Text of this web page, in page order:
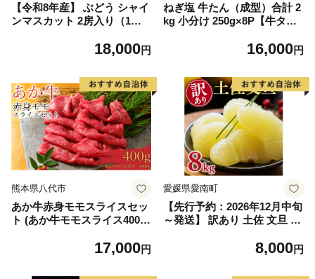
【令和8年産】 ぶどう シャイ
ンマスカット 2房入り（1房6
産【山形eLab】 ka074-023-r
18,000円
ねぎ塩 牛たん（成型）合計 2
kg 小分け 250g×8P【牛タン
16,000円
熊本県八代市
あか牛赤身モモスライスセッ
ト (あか牛モモスライス400
17,000円
愛媛県愛南町
【先行予約：2026年12月中旬
～発送】 訳あり 土佐 文旦 8k
ス) 8000円 わけあり ぶんたん
8,000円